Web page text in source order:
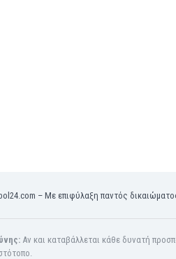
– Με επιφύλαξη παντός
Αν και καταβάλλεται κάθε δυνατή